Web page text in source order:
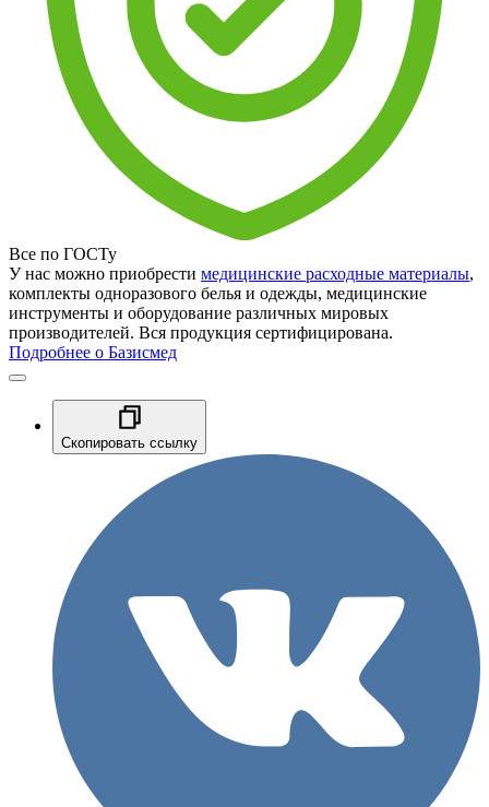
Все по ГОСТу
У нас можно приобрести медицинские расходные материалы,
комплекты одноразового белья и одежды, медицинские
инструменты и оборудование различных мировых
производителей. Вся продукция сертифицирована.
Подробнее о Базисмед
Скопировать ссылку